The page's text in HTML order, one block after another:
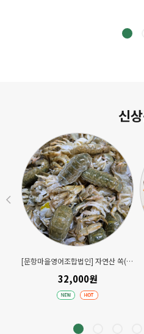
신
[문항마을영어조합법인] 자연산 쏙(손질) 300gx2팩
32,000원